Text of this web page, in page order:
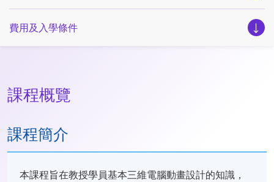
費用及入學條件
課程概覽
課程簡介
本課程旨在教授學員基本三維電腦動畫設計的知識，